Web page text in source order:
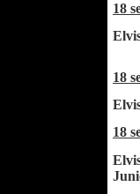
18
18
18